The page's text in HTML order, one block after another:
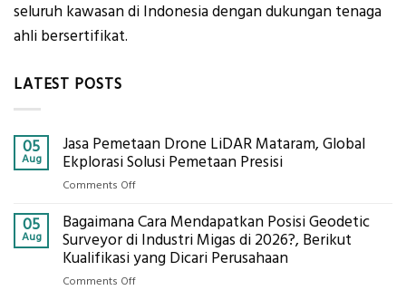
seluruh kawasan di Indonesia dengan dukungan tenaga
ahli bersertifikat.
LATEST POSTS
05
Aug
Jasa Pemetaan Drone LiDAR Mataram, Global
Ekplorasi Solusi Pemetaan Presisi
Comments Offon
Pemetaan
Drone
LiDAR
Mataram,
05
Aug
Bagaimana Cara Mendapatkan Posisi Geodetic
Surveyor di Industri Migas di 2026?, Berikut
Kualifikasi yang Dicari Perusahaan
Comments Offon